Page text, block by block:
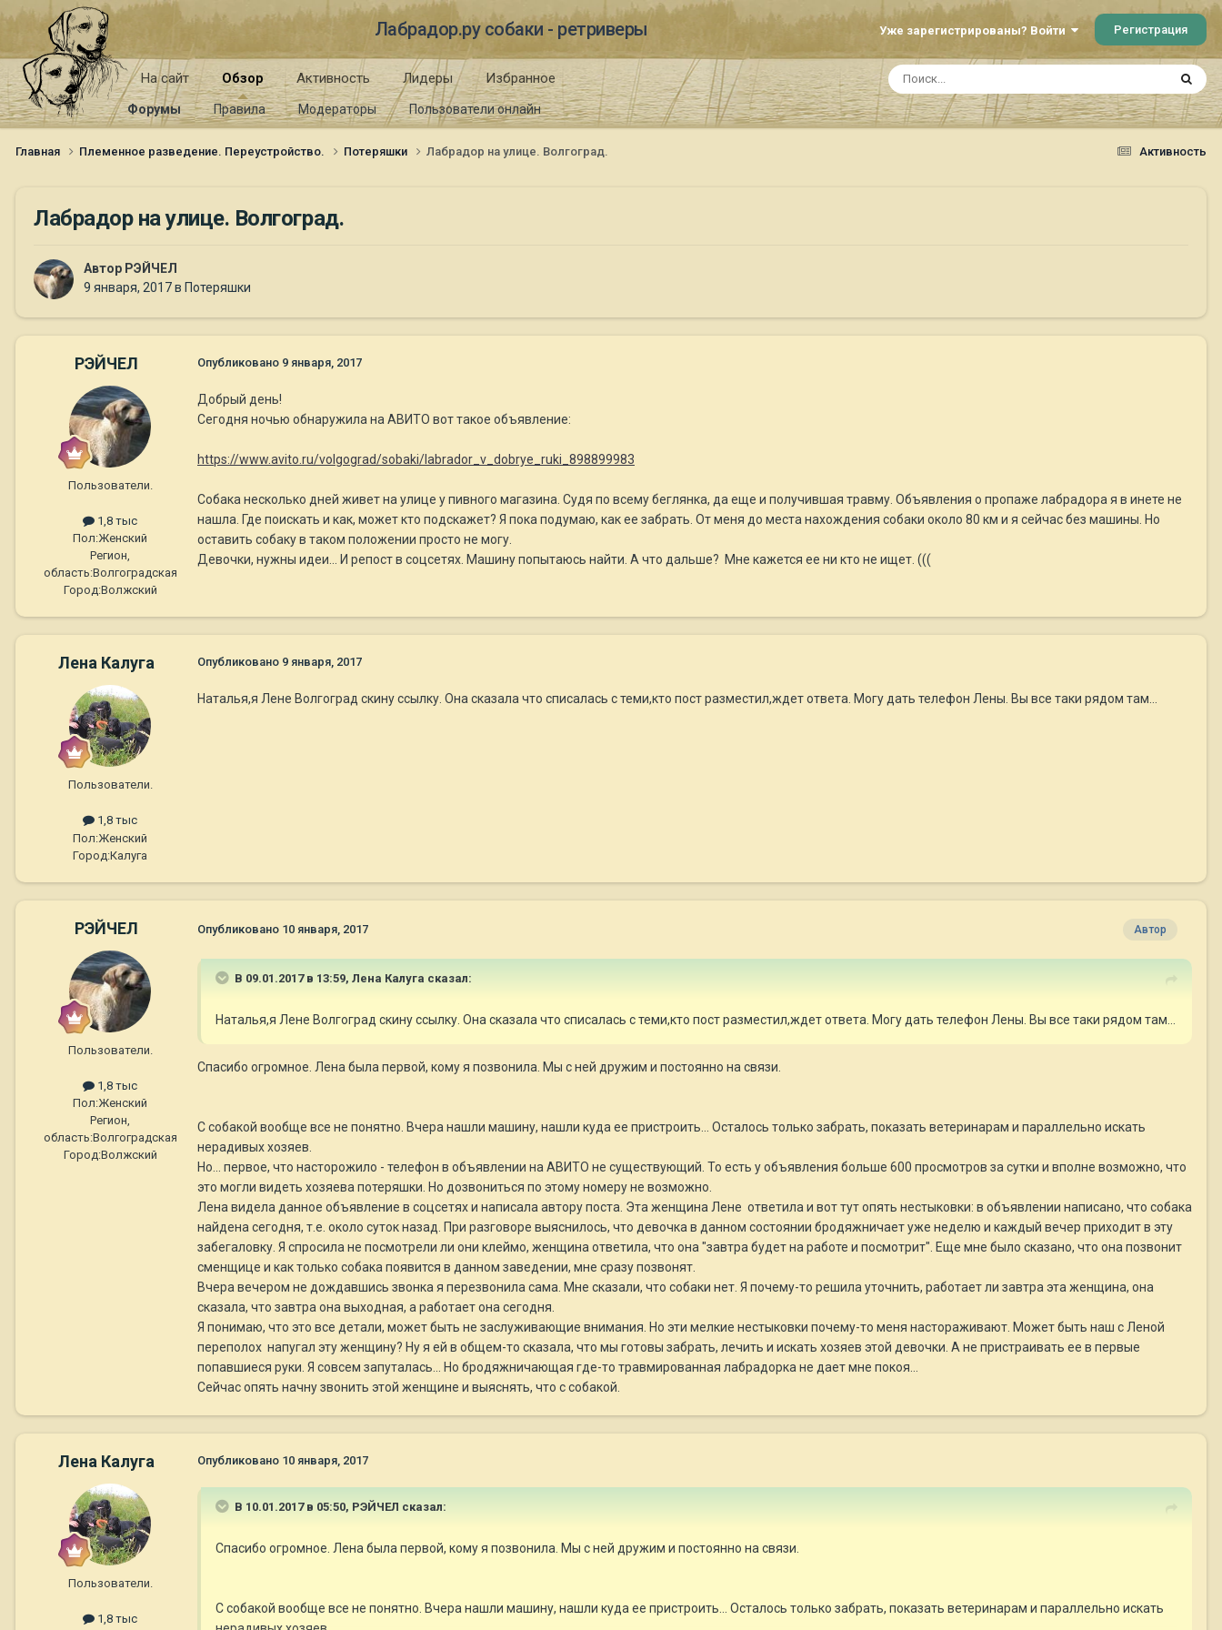
Лабрадор.ру собаки - ретриверы Уже зарегистрированы? Войти Регистрация
На сайт Обзор
Форумы Правила Модераторы Пользователи онлайн
Активность Лидеры Избранное
Активность
Главная Племенное разведение. Переустройство. Потеряшки Лабрадор на улице. Волгоград.
Лабрадор на улице. Волгоград.
Автор РЭЙЧЕЛ
9 января, 2017в Потеряшки
РЭЙЧЕЛ
Пользователи.
1,8 тыс
Пол:Женский
Регион,
область:Волгоградская
Город:Волжский
Опубликовано 9 января, 2017
Добрый день!
Сегодня ночью обнаружила на АВИТО вот такое объявление:
https://www.avito.ru/volgograd/sobaki/labrador_v_dobrye_ruki_898899983
Собака несколько дней живет на улице у пивного магазина. Судя по всему беглянка, да еще и получившая травму. Объявления о пропаже лабрадора я в инете не
нашла. Где поискать и как, может кто подскажет? Я пока подумаю, как ее забрать. От меня до места нахождения собаки около 80 км и я сейчас без машины. Но
оставить собаку в таком положении просто не могу.
Девочки, нужны идеи... И репост в соцсетях. Машину попытаюсь найти. А что дальше? Мне кажется ее ни кто не ищет. (((
Лена Калуга
Пользователи.
1,8 тыс
Пол:Женский
Город:Калуга
Опубликовано 9 января, 2017
Наталья,я Лене Волгоград скину ссылку. Она сказала что списалась с теми,кто пост разместил,ждет ответа. Могу дать телефон Лены. Вы все таки рядом там...
РЭЙЧЕЛ
Пользователи.
1,8 тыс
Пол:Женский
Регион,
область:Волгоградская
Город:Волжский
Автор
Опубликовано 10 января, 2017
В 09.01.2017 в 13:59, Лена Калуга сказал:
Наталья,я Лене Волгоград скину ссылку. Она сказала что списалась с теми,кто пост разместил,ждет ответа. Могу дать телефон Лены. Вы все таки рядом там...
Спасибо огромное. Лена была первой, кому я позвонила. Мы с ней дружим и постоянно на связи.
С собакой вообще все не понятно. Вчера нашли машину, нашли куда ее пристроить... Осталось только забрать, показать ветеринарам и параллельно искать
нерадивых хозяев.
Но... первое, что насторожило - телефон в объявлении на АВИТО не существующий. То есть у объявления больше 600 просмотров за сутки и вполне возможно, что
это могли видеть хозяева потеряшки. Но дозвониться по этому номеру не возможно.
Лена видела данное объявление в соцсетях и написала автору поста. Эта женщина Лене ответила и вот тут опять нестыковки: в объявлении написано, что собака
найдена сегодня, т.е. около суток назад. При разговоре выяснилось, что девочка в данном состоянии бродяжничает уже неделю и каждый вечер приходит в эту
забегаловку. Я спросила не посмотрели ли они клеймо, женщина ответила, что она "завтра будет на работе и посмотрит". Еще мне было сказано, что она позвонит
сменщице и как только собака появится в данном заведении, мне сразу позвонят.
Вчера вечером не дождавшись звонка я перезвонила сама. Мне сказали, что собаки нет. Я почему-то решила уточнить, работает ли завтра эта женщина, она
сказала, что завтра она выходная, а работает она сегодня.
Я понимаю, что это все детали, может быть не заслуживающие внимания. Но эти мелкие нестыковки почему-то меня настораживают. Может быть наш с Леной
переполох напугал эту женщину? Ну я ей в общем-то сказала, что мы готовы забрать, лечить и искать хозяев этой девочки. А не пристраивать ее в первые
попавшиеся руки. Я совсем запуталась... Но бродяжничающая где-то травмированная лабрадорка не дает мне покоя...
Сейчас опять начну звонить этой женщине и выяснять, что с собакой.
Лена Калуга
Пользователи.
1,8 тыс
Опубликовано 10 января, 2017
В 10.01.2017 в 05:50, РЭЙЧЕЛ сказал:
Спасибо огромное. Лена была первой, кому я позвонила. Мы с ней дружим и постоянно на связи.
С собакой вообще все не понятно. Вчера нашли машину, нашли куда ее пристроить... Осталось только забрать, показать ветеринарам и параллельно искать